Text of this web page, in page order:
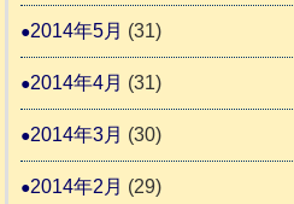
2014年5月 (31)
2014年4月 (31)
2014年3月 (30)
2014年2月 (29)